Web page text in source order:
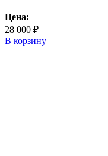
Цена:
28 000 ₽
В корзину